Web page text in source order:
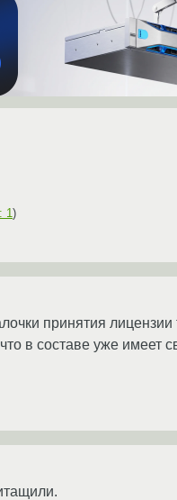
1)
принятия
в составе уже имеет